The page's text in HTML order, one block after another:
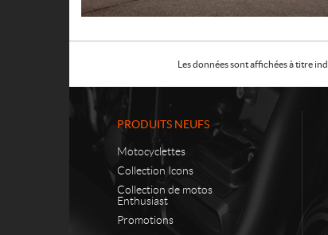
Les données sont affichées à titre
PRODUITS NEUFS
Motocyclettes
Collection Icons
Collection de motos
Enthusiast
Promotions